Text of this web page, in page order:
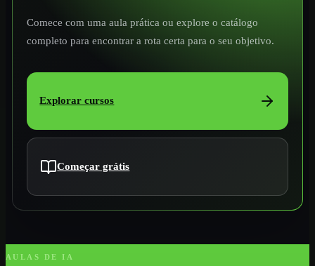
Comece com uma aula prática ou explore o catálogo
completo para encontrar a rota certa para o seu objetivo.
Explorar cursos
Começar grátis
AULAS DE IA